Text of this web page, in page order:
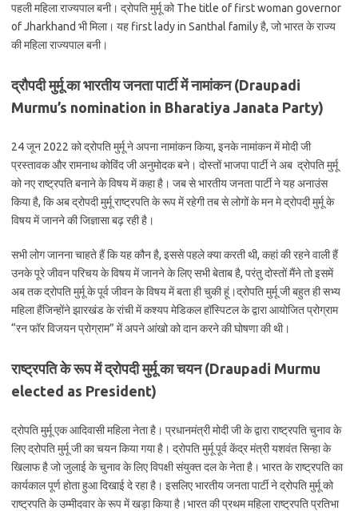
पहली महिला राज्यपाल बनी। द्रोपति मुर्मू को The title of first woman governor
of Jharkhand भी मिला। यह first lady in Santhal family है, जो भारत के राज्य
की महिला राज्यपाल बनी।
द्रौपदी मुर्मू का भारतीय जनता पार्टी में नामांकन (Draupadi
Murmu’s nomination in Bharatiya Janata Party)
24 जून 2022 को द्रोपति मुर्मू ने अपना नामांकन किया, इनके नामांकन में मोदी जी
प्रस्तावक और रामनाथ कोविंद जी अनुमोदक बने। दोस्तों भाजपा पार्टी ने अब द्रोपति मुर्मू
को नए राष्ट्रपति बनाने के विषय में कहा है। जब से भारतीय जनता पार्टी ने यह अनाउंस
किया है, कि अब द्रोपदी मुर्मू राष्ट्रपति के रूप में रहेगी तब से लोगों के मन मे द्रोपदी मुर्मू के
विषय में जानने की जिज्ञासा बढ़ रही है।
सभी लोग जानना चाहते हैं कि यह कौन है, इससे पहले क्या करती थी, कहां की रहने वाली हैं
उनके पूरे जीवन परिचय के विषय में जानने के लिए सभी बेताब है, परंतु दोस्तों मैंने तो इसमें
अब तक द्रोपति मुर्मू के पूर्व जीवन के विषय में बता ही चुकी हूं।द्रोपति मुर्मू जी बहुत ही सभ्य
महिला हैंजिन्होंने झारखंड के रांची में कश्यप मेडिकल हॉस्पिटल के द्वारा आयोजित प्रोग्राम
“रन फॉर विजयन प्रोग्राम” में अपने आंखो को दान करने की घोषणा की थी।
राष्ट्रपति के रूप में द्रोपदी मुर्मू का चयन (Draupadi Murmu
elected as President)
द्रोपति मुर्मू एक आदिवासी महिला नेता है। प्रधानमंत्री मोदी जी के द्वारा राष्ट्रपति चुनाव के
लिए द्रोपति मुर्मू जी का चयन किया गया है। द्रोपति मुर्मू पूर्व केंद्र मंत्री यशवंत सिन्हा के
खिलाफ है जो जुलाई के चुनाव के लिए विपक्षी संयुक्त दल के नेता है। भारत के राष्ट्रपति का
कार्यकाल पूर्ण होता हुआ दिखाई दे रहा है। इसलिए भारतीय जनता पार्टी ने द्रोपति मुर्मू को
राष्ट्रपति के उम्मीदवार के रूप में खड़ा किया है।भारत की प्रथम महिला राष्ट्रपति प्रतिभा